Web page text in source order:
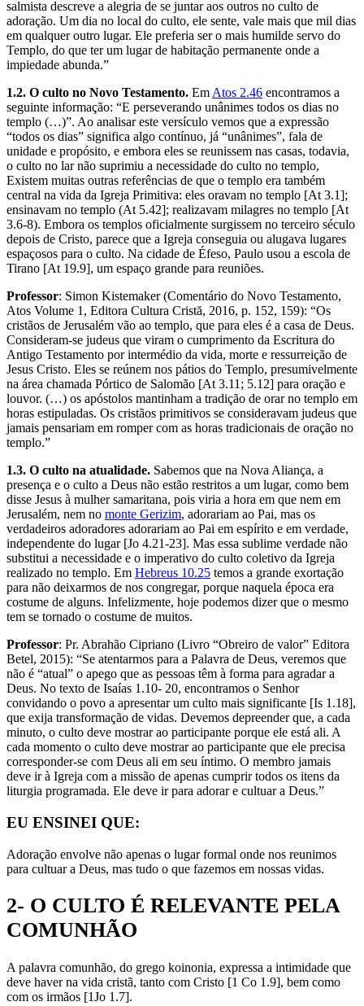
salmista descreve a alegria de se juntar aos outros no culto de
adoração. Um dia no local do culto, ele sente, vale mais que mil dias
em qualquer outro lugar. Ele preferia ser o mais humilde servo do
Templo, do que ter um lugar de habitação permanente onde a
impiedade abunda.”
1.2. O culto no Novo Testamento. Em Atos 2.46 encontramos a
seguinte informação: “E perseverando unânimes todos os dias no
templo (…)”. Ao analisar este versículo vemos que a expressão
“todos os dias” significa algo contínuo, já “unânimes”, fala de
unidade e propósito, e embora eles se reunissem nas casas, todavia,
o culto no lar não suprimiu a necessidade do culto no templo,
Existem muitas outras referências de que o templo era também
central na vida da Igreja Primitiva: eles oravam no templo [At 3.1];
ensinavam no templo (At 5.42]; realizavam milagres no templo [At
3.6-8). Embora os templos oficialmente surgissem no terceiro século
depois de Cristo, parece que a Igreja conseguia ou alugava lugares
espaçosos para o culto. Na cidade de Éfeso, Paulo usou a escola de
Tirano [At 19.9], um espaço grande para reuniões.
Professor: Simon Kistemaker (Comentário do Novo Testamento,
Atos Volume 1, Editora Cultura Cristă, 2016, p. 152, 159): “Os
cristãos de Jerusalém vão ao templo, que para eles é a casa de Deus.
Consideram-se judeus que viram o cumprimento da Escritura do
Antigo Testamento por intermédio da vida, morte e ressurreição de
Jesus Cristo. Eles se reúnem nos pátios do Templo, presumivelmente
na área chamada Pórtico de Salomão [At 3.11; 5.12] para oração e
louvor. (…) os apóstolos mantinham a tradição de orar no templo em
horas estipuladas. Os cristãos primitivos se consideravam judeus que
jamais pensariam em romper com as horas tradicionais de oração no
templo.”
1.3. O culto na atualidade. Sabemos que na Nova Aliança, a
presença e o culto a Deus não estão restritos a um lugar, como bem
disse Jesus à mulher samaritana, pois viria a hora em que nem em
Jerusalém, nem no monte Gerizim, adorariam ao Pai, mas os
verdadeiros adoradores adorariam ao Pai em espírito e em verdade,
independente do lugar [Jo 4.21-23]. Mas essa sublime verdade não
substitui a necessidade e o imperativo do culto coletivo da Igreja
realizado no templo. Em Hebreus 10.25 temos a grande exortação
para não deixarmos de nos congregar, porque naquela época era
costume de alguns. Infelizmente, hoje podemos dizer que o mesmo
tem se tornado o costume de muitos.
Professor: Pr. Abrahão Cipriano (Livro “Obreiro de valor” Editora
Betel, 2015): “Se atentarmos para a Palavra de Deus, veremos que
não é “atual” o apego que as pessoas têm à forma para agradar a
Deus. No texto de Isaías 1.10- 20, encontramos o Senhor
convidando o povo a apresentar um culto mais significante [Is 1.18],
que exija transformação de vidas. Devemos depreender que, a cada
minuto, o culto deve mostrar ao participante porque ele está ali. A
cada momento o culto deve mostrar ao participante que ele precisa
corresponder-se com Deus ali em seu íntimo. O membro jamais
deve ir à Igreja com a missão de apenas cumprir todos os itens da
liturgia programada. Ele deve ir para adorar e cultuar a Deus.”
EU ENSINEI QUE:
Adoração envolve não apenas o lugar formal onde nos reunimos
para cultuar a Deus, mas tudo o que fazemos em nossas vidas.
2- O CULTO É RELEVANTE PELA
COMUNHÃO
A palavra comunhão, do grego koinonia, expressa a intimidade que
deve haver na vida cristã, tanto com Cristo [1 Co 1.9], bem como
com os irmãos [1Jo 1.7].